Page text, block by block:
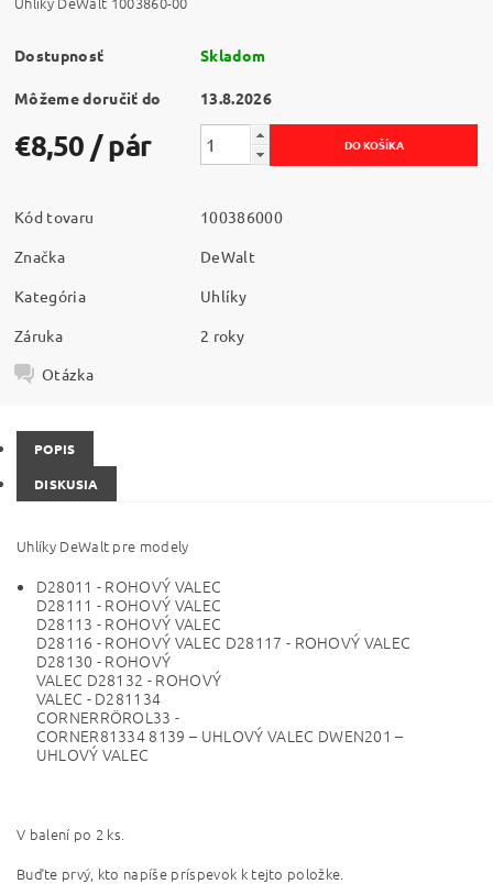
Dostupnosť Skladom
Môžeme doručiť do 13.8.2026
€8,50 / pár
Kód tovaru
100386000
Značka
DeWalt
Kategória
Uhlíky
Záruka
2 roky
Otázka
POPIS
DISKUSIA
Uhlíky DeWalt pre modely
D28011 - ROHOVÝ VALEC
D28111 - ROHOVÝ VALEC
D28113 - ROHOVÝ VALEC
D28116 - ROHOVÝ VALEC D28117 - ROHOVÝ VALEC
D28130 - ROHOVÝ
VALEC D28132 - ROHOVÝ
VALEC - D281134
CORNERRÖROL33 -
CORNER81334 8139 – UHLOVÝ VALEC DWEN201 –
UHLOVÝ VALEC
V balení po 2 ks.
Buďte prvý, kto napíše príspevok k tejto položke.